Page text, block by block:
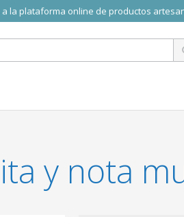
la plataforma online de productos
y nota